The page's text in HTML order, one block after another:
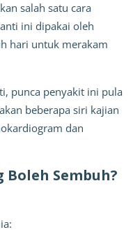
salah satu cara
ini dipakai oleh
hari untuk merakam
punca penyakit ini pula
beberapa siri kajian
dan
Sembuh?